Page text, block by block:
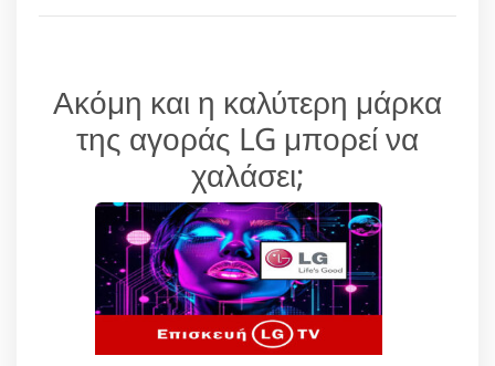
Ακόμη και η καλύτερη μάρκα
της αγοράς LG μπορεί να
χαλάσει;